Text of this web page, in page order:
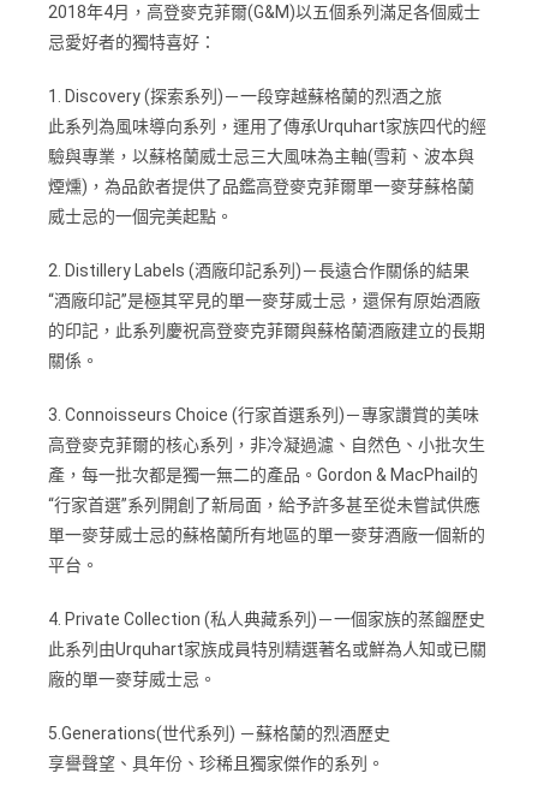
2018年4月，高登麥克菲爾(G&M)以五個系列滿足各個威士
忌愛好者的獨特喜好：
1. Discovery (探索系列)－一段穿越蘇格蘭的烈酒之旅
此系列為風味導向系列，運用了傳承Urquhart家族四代的經
驗與專業，以蘇格蘭威士忌三大風味為主軸(雪莉、波本與
煙燻)，為品飲者提供了品鑑高登麥克菲爾單一麥芽蘇格蘭
威士忌的一個完美起點。
2. Distillery Labels (酒廠印記系列)－長遠合作關係的結果
“酒廠印記”是極其罕見的單一麥芽威士忌，還保有原始酒廠
的印記，此系列慶祝高登麥克菲爾與蘇格蘭酒廠建立的長期
關係。
3. Connoisseurs Choice (行家首選系列)－專家讚賞的美味
高登麥克菲爾的核心系列，非冷凝過濾、自然色、小批次生
產，每一批次都是獨一無二的產品。Gordon & MacPhail的
“行家首選”系列開創了新局面，給予許多甚至從未嘗試供應
單一麥芽威士忌的蘇格蘭所有地區的單一麥芽酒廠一個新的
平台。
4. Private Collection (私人典藏系列)－一個家族的蒸餾歷史
此系列由Urquhart家族成員特別精選著名或鮮為人知或已關
廠的單一麥芽威士忌。
5.Generations(世代系列) －蘇格蘭的烈酒歷史
享譽聲望、具年份、珍稀且獨家傑作的系列。